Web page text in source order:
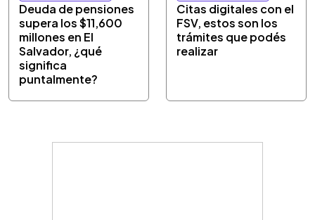
Deuda de pensiones
supera los $11,600
millones en El
Salvador, ¿qué
significa
puntalmente?
Citas digitales con el
FSV, estos son los
trámites que podés
realizar